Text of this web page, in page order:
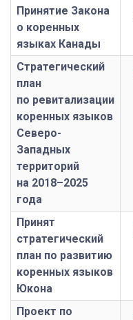
Принятие Закона
о коренных
языках Канады
Стратегический
план
по ревитализации
коренных языков
Северо-
Западных
территорий
на 2018–2025
года
Принят
стратегический
план по развитию
коренных языков
Юкона
Проект по